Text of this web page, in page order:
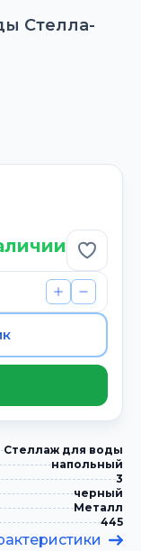
Стелла-
Стеллаж для воды
напольный
3
черный
Металл
445